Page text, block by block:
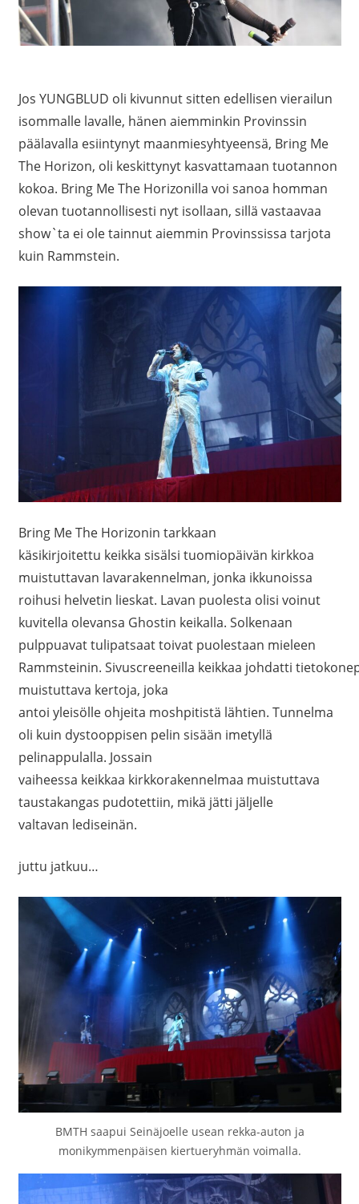
Jos YUNGBLUD oli kivunnut sitten edellisen vierailun
isommalle lavalle, hänen aiemminkin Provinssin
päälavalla esiintynyt maanmiesyhtyeensä, Bring Me
The Horizon, oli keskittynyt kasvattamaan tuotannon
kokoa. Bring Me The Horizonilla voi sanoa homman
olevan tuotannollisesti nyt isollaan, sillä vastaavaa
show`ta ei ole tainnut aiemmin Provinssissa tarjota
kuin Rammstein.
Bring Me The Horizonin tarkkaan
käsikirjoitettu keikka sisälsi tuomiopäivän kirkkoa
muistuttavan lavarakennelman, jonka ikkunoissa
roihusi helvetin lieskat. Lavan puolesta olisi voinut
kuvitella olevansa Ghostin keikalla. Solkenaan
pulppuavat tulipatsaat toivat puolestaan mieleen
Rammsteinin. Sivuscreeneilla keikkaa johdatti
muistuttava kertoja, joka
antoi yleisölle ohjeita moshpitistä lähtien. Tunnelma
oli kuin dystooppisen pelin sisään imetyllä
pelinappulalla. Jossain
vaiheessa keikkaa kirkkorakennelmaa muistuttava
taustakangas pudotettiin, mikä jätti jäljelle
valtavan lediseinän.
juttu jatkuu…
BMTH saapui Seinäjoelle usean rekka-auton ja
monikymmenpäisen kiertueryhmän voimalla.